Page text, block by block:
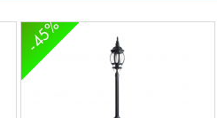
-45%